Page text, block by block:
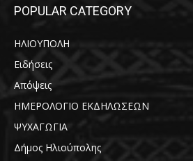
POPULAR CATEGORY
ΗΛΙΟΥΠΟΛΗ
Ειδήσεις
Απόψεις
ΗΜΕΡΟΛΟΓΙΟ ΕΚΔΗΛΩΣΕΩΝ
ΨΥΧΑΓΩΓΙΑ
Δήμος Ηλιούπολης